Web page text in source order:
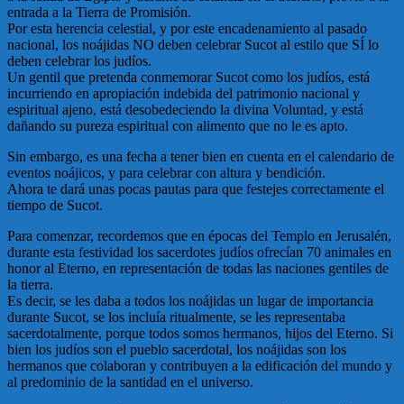
entrada a la Tierra de Promisión.
Por esta herencia celestial, y por este encadenamiento al pasado
nacional, los noájidas NO deben celebrar Sucot al estilo que SÍ lo
deben celebrar los judíos.
Un gentil que pretenda conmemorar Sucot como los judíos, está
incurriendo en apropiación indebida del patrimonio nacional y
espiritual ajeno, está desobedeciendo la divina Voluntad, y está
dañando su pureza espiritual con alimento que no le es apto.
Sin embargo, es una fecha a tener bien en cuenta en el calendario de
eventos noájicos, y para celebrar con altura y bendición.
Ahora te dará unas pocas pautas para que festejes correctamente el
tiempo de Sucot.
Para comenzar, recordemos que en épocas del Templo en Jerusalén,
durante esta festividad los sacerdotes judíos ofrecían 70 animales en
honor al Eterno, en representación de todas las naciones gentiles de
la tierra.
Es decir, se les daba a todos los noájidas un lugar de importancia
durante Sucot, se los incluía ritualmente, se les representaba
sacerdotalmente, porque todos somos hermanos, hijos del Eterno. Si
bien los judíos son el pueblo sacerdotal, los noájidas son los
hermanos que colaboran y contribuyen a la edificación del mundo y
al predominio de la santidad en el universo.